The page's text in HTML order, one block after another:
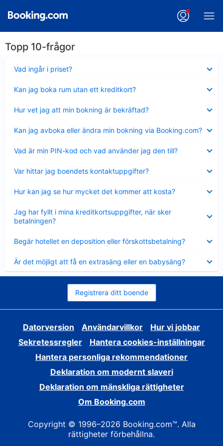
Topp 10-frågor
Vad ingår i priset?
mindre
Kan jag boka rum utan ett kreditkort?
mindre
Hur vet jag att min bokning är bekräftad?
mindre
Kan jag avboka eller ändra min bokning via Booking.com?
mindre
Vad är min PIN-kod och vad använder jag den till?
mindre
Var hittar jag boendets kontaktuppgifter?
mindre
Hur kan jag se hur mycket det kommer att kosta?
mindre
Jag har fyllt i mina kreditkortsuppgifter, när sker
betalningen?
mindre
Begär hotellet en deposition eller förskottsbetalning?
mindre
Är det möjligt att få en extrasäng eller en babysäng?
mindre
Registrera ditt boende
Datorversion Användarvillkor
Hur vi jobbar
Sekretessregler
Hantera cookies-inställningar
Hantera personliga rekommendationer
Deklaration om modernt slaveri
Deklaration om mänskliga rättigheter
Om Booking.com
Copyright © 1996–2026 Booking.com™. Alla
rättigheter förbehållna.